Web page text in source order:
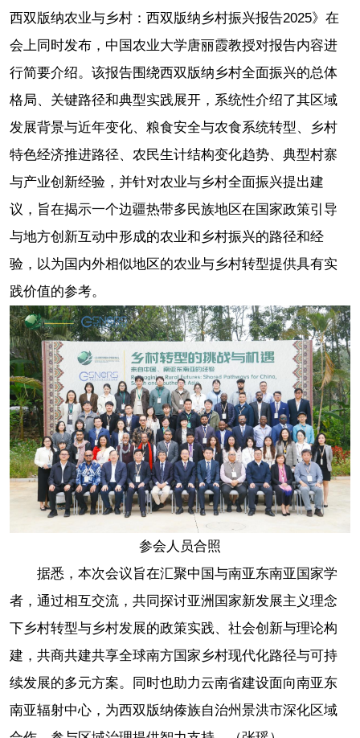
西双版纳农业与乡村：西双版纳乡村振兴报告2025》在
会上同时发布，中国农业大学唐丽霞教授对报告内容进
行简要介绍。该报告围绕西双版纳乡村全面振兴的总体
格局、关键路径和典型实践展开，系统性介绍了其区域
发展背景与近年变化、粮食安全与农食系统转型、乡村
特色经济推进路径、农民生计结构变化趋势、典型村寨
与产业创新经验，并针对农业与乡村全面振兴提出建
议，旨在揭示一个边疆热带多民族地区在国家政策引导
与地方创新互动中形成的农业和乡村振兴的路径和经
验，以为国内外相似地区的农业与乡村转型提供具有实
践价值的参考。
参会人员合照
据悉，本次会议旨在汇聚中国与南亚东南亚国家学
者，通过相互交流，共同探讨亚洲国家新发展主义理念
下乡村转型与乡村发展的政策实践、社会创新与理论构
建，共商共建共享全球南方国家乡村现代化路径与可持
续发展的多元方案。同时也助力云南省建设面向南亚东
南亚辐射中心，为西双版纳傣族自治州景洪市深化区域